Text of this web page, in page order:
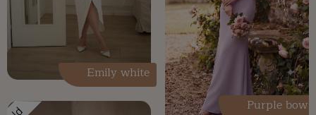
Purple bow
Emily white